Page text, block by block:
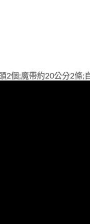
2個;魔帶約20公分2條;